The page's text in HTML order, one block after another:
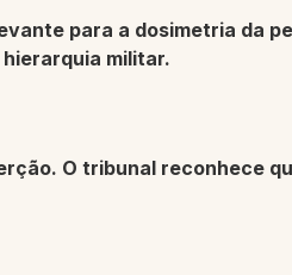
para a dosimetria da
militar.
O tribunal reconhece